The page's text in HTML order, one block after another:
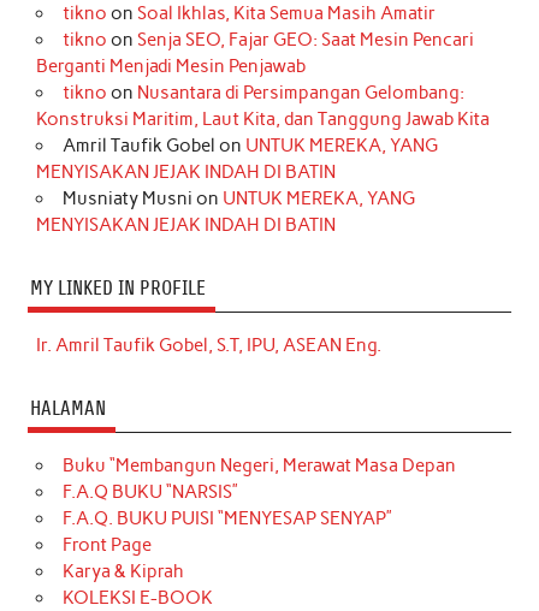
tikno on Soal Ikhlas, Kita Semua Masih Amatir
tikno on Senja SEO, Fajar GEO: Saat Mesin Pencari
Berganti Menjadi Mesin Penjawab
tikno on Nusantara di Persimpangan Gelombang:
Konstruksi Maritim, Laut Kita, dan Tanggung Jawab Kita
Amril Taufik Gobel on UNTUK MEREKA, YANG
MENYISAKAN JEJAK INDAH DI BATIN
Musniaty Musni on UNTUK MEREKA, YANG
MENYISAKAN JEJAK INDAH DI BATIN
MY LINKED IN PROFILE
Ir. Amril Taufik Gobel, S.T, IPU, ASEAN Eng.
HALAMAN
Buku “Membangun Negeri, Merawat Masa Depan
F.A.Q BUKU “NARSIS”
F.A.Q. BUKU PUISI “MENYESAP SENYAP”
Front Page
Karya & Kiprah
KOLEKSI E-BOOK